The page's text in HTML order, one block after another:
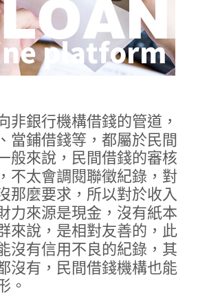
非銀行機構借錢的管道，
當鋪借錢等，都屬於民間
般來說，民間借錢的審核
不太會調閱聯徵紀錄，對
那麼要求，所以對於收入
力來源是現金，沒有紙本
來說，是相對友善的，此
沒有信用不良的紀錄，其
沒有，民間借錢機構也能
。